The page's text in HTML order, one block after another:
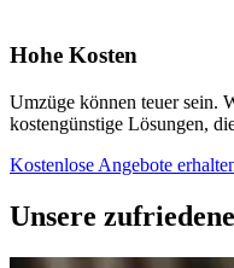
Hohe Kosten
Umzüge können teuer sein.
kostengünstige Lösungen,
Kostenlose Angebote
Unsere